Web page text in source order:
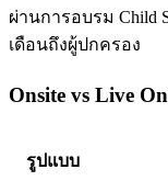
ผ่านการอบรม Child
เดือนถึงผู้ปกครอง
Onsite vs Live
รูปแบบ